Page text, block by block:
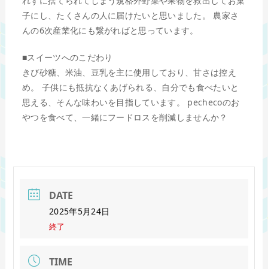
子にし、たくさんの人に届けたいと思いました。 農家さ
んの6次産業化にも繋がればと思っています。
■スイーツへのこだわり
きび砂糖、米油、豆乳を主に使用しており、甘さは控え
め。 子供にも抵抗なくあげられる、自分でも食べたいと
思える、そんな味わいを目指しています。 pechecoのお
やつを食べて、一緒にフードロスを削減しませんか？
DATE
2025年5月24日
終了
TIME